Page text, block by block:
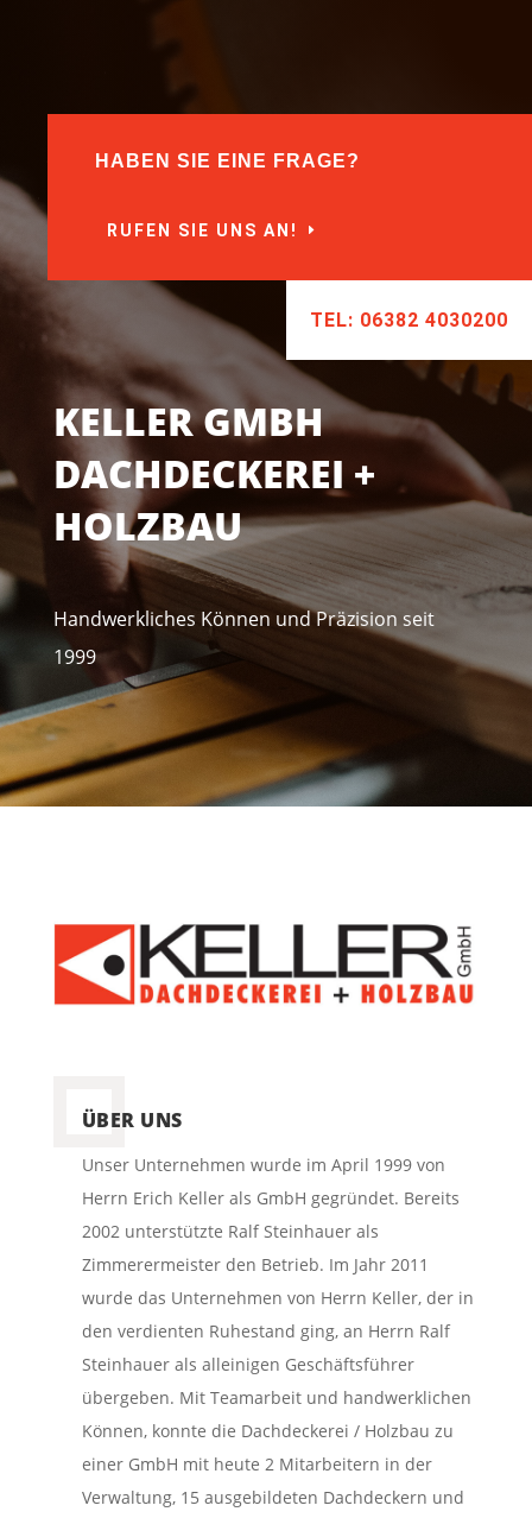
HABEN SIE EINE FRAGE?
RUFEN SIE UNS AN!
TEL: 06382 4030200
KELLER GMBH
DACHDECKEREI +
HOLZBAU
Handwerkliches Können und Präzision seit
1999
ÜBER UNS
Unser Unternehmen wurde im April 1999 von
Herrn Erich Keller als GmbH gegründet. Bereits
2002 unterstützte Ralf Steinhauer als
Zimmerermeister den Betrieb. Im Jahr 2011
wurde das Unternehmen von Herrn Keller, der in
den verdienten Ruhestand ging, an Herrn Ralf
Steinhauer als alleinigen Geschäftsführer
übergeben. Mit Teamarbeit und handwerklichen
Können, konnte die Dachdeckerei / Holzbau zu
einer GmbH mit heute 2 Mitarbeitern in der
Verwaltung, 15 ausgebildeten Dachdeckern und